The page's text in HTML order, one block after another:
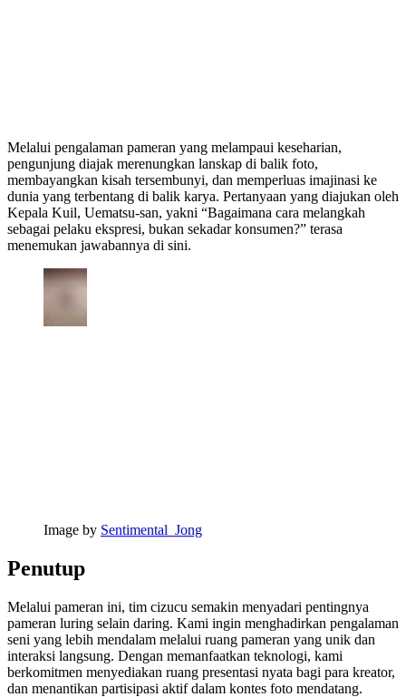
Melalui pengalaman pameran yang melampaui keseharian,
pengunjung diajak merenungkan lanskap di balik foto,
membayangkan kisah tersembunyi, dan memperluas imajinasi ke
dunia yang terbentang di balik karya. Pertanyaan yang diajukan oleh
Kepala Kuil, Uematsu-san, yakni “Bagaimana cara melangkah
sebagai pelaku ekspresi, bukan sekadar konsumen?” terasa
menemukan jawabannya di sini.
Image by Sentimental_Jong
Penutup
Melalui pameran ini, tim cizucu semakin menyadari pentingnya
pameran luring selain daring. Kami ingin menghadirkan pengalaman
seni yang lebih mendalam melalui ruang pameran yang unik dan
interaksi langsung. Dengan memanfaatkan teknologi, kami
berkomitmen menyediakan ruang presentasi nyata bagi para kreator,
dan menantikan partisipasi aktif dalam kontes foto mendatang.